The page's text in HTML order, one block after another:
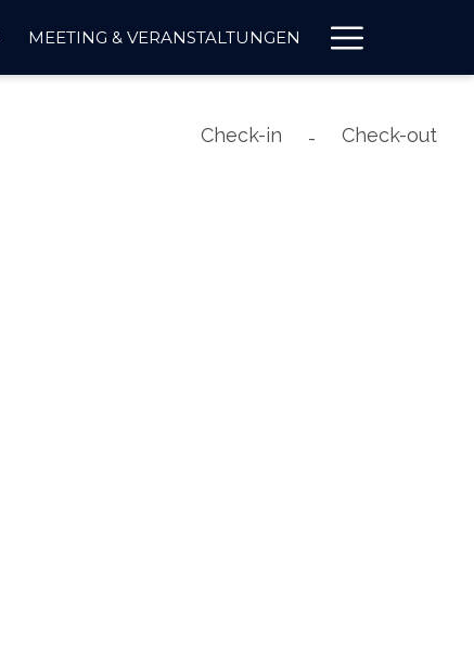
MEETING & VERANSTALTUNGEN
Menu
Check-in - Check-out